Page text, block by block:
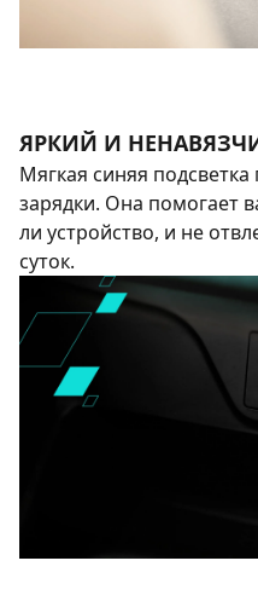
ЯРКИЙ И
Мягкая синяя
зарядки. Она помогает
ли устройство, и не
суток.